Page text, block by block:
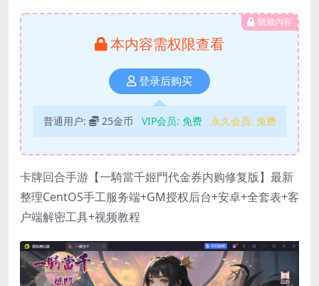
隐藏内容
本内容需权限查看
登录后购买
普通用户: 25金币 VIP会员: 免费 永久会员: 免费
卡牌回合手游【一騎當千姬門代金券内购修复版】最新
整理CentOS手工服务端+GM授权后台+安卓+全套表+客
户端解密工具+视频教程